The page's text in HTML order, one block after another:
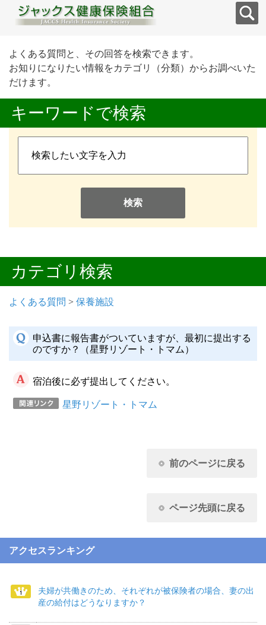
よくある質問と、その回答を検索できます。
お知りになりたい情報をカテゴリ（分類）からお調べいた
だけます。
キーワードで検索
検索
カテゴリ検索
よくある質問 > 保養施設
申込書に報告書がついていますが、最初に提出する
のですか？（星野リゾート・トマム）
宿泊後に必ず提出してください。
星野リゾート・トマム
前のページに戻る
ページ先頭に戻る
アクセスランキング
夫婦が共働きのため、それぞれが被保険者の場合、妻の出
産の給付はどうなりますか？